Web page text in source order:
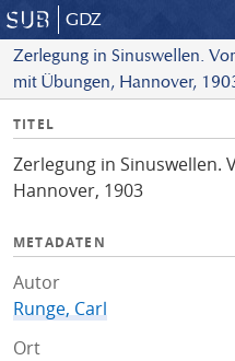
GDZ
Zerlegung in Sinuswellen.
mit Übungen, Hannover,
I
f
o
TITEL
Zerlegung in Sinuswellen.
Hannover, 1903
METADATEN
Autor
Runge, Carl
Ort